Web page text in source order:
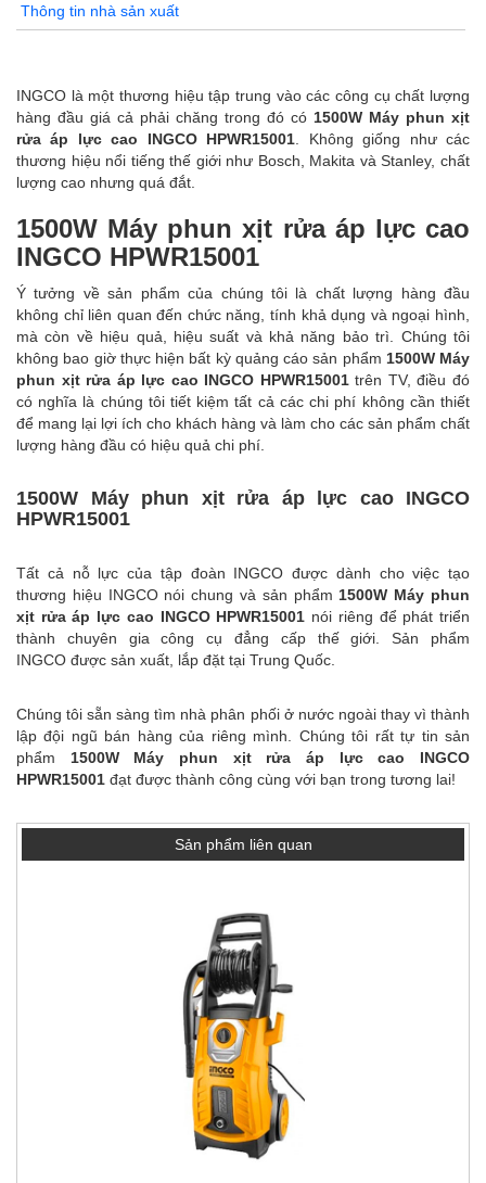
Thông tin nhà sản xuất
INGCO là một thương hiệu tập trung vào các công cụ chất lượng
hàng đầu giá cả phải chăng trong đó có 1500W Máy phun xịt
rửa áp lực cao INGCO HPWR15001 . Không giống như các
thương hiệu nổi tiếng thế giới như Bosch, Makita và Stanley, chất
lượng cao nhưng quá đắt.
1500W Máy phun xịt rửa áp lực cao
INGCO HPWR15001
Ý tưởng về sản phẩm của chúng tôi là chất lượng hàng đầu
không chỉ liên quan đến chức năng, tính khả dụng và ngoại hình,
mà còn về hiệu quả, hiệu suất và khả năng bảo trì. Chúng tôi
không bao giờ thực hiện bất kỳ quảng cáo sản phẩm 1500W Máy
phun xịt rửa áp lực cao INGCO HPWR15001trên TV, điều đó
có nghĩa là chúng tôi tiết kiệm tất cả các chi phí không cần thiết
để mang lại lợi ích cho khách hàng và làm cho các sản phẩm chất
lượng hàng đầu có hiệu quả chi phí.
1500W Máy phun xịt rửa áp lực cao INGCO
HPWR15001
Tất cả nỗ lực của tập đoàn INGCO được dành cho việc tạo
thương hiệu INGCO nói chung và sản phẩm 1500W Máy phun
xịt rửa áp lực cao INGCO HPWR15001 nói riêng để phát triển
thành chuyên gia công cụ đẳng cấp thế giới. Sản phẩm
INGCO được sản xuất, lắp đặt tại Trung Quốc.
Chúng tôi sẵn sàng tìm nhà phân phối ở nước ngoài thay vì thành
lập đội ngũ bán hàng của riêng mình. Chúng tôi rất tự tin sản
phẩm 1500W Máy phun xịt rửa áp lực cao INGCO
HPWR15001 đạt được thành công cùng với bạn trong tương lai!
Sản phẩm liên quan